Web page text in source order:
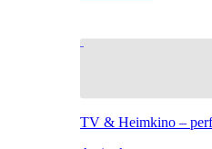
TV & Heimkino –